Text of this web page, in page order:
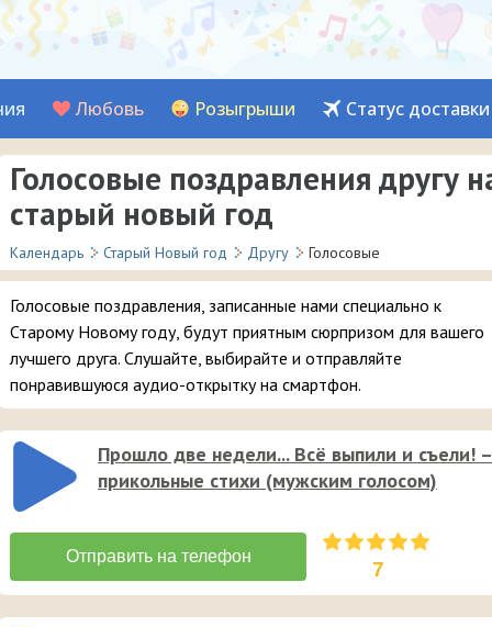
Любовь Розыгрыши Статус доставки
Голосовые поздравления другу
старый новый год
Календарь Старый Новый год Другу Голосовые
Голосовые поздравления, записанные нами специально к
Старому Новому году, будут приятным сюрпризом для вашего
лучшего друга. Слушайте, выбирайте и отправляйте
понравившуюся аудио-открытку на смартфон.
Прошло две недели... Всё выпили и съели! –
прикольные стихи (мужским голосом)
7